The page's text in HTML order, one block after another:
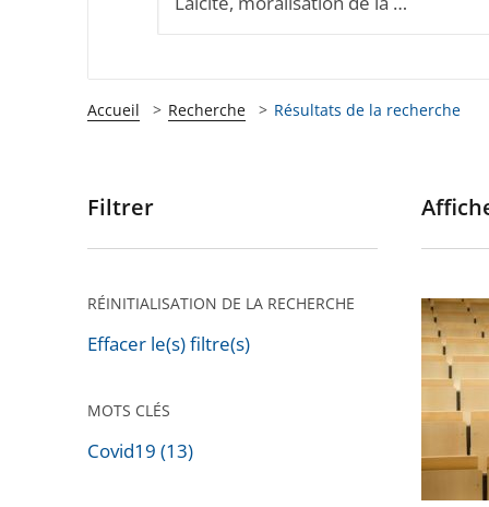
Accueil Recherche Résultats de la recherche
Passer
pour
après
Filtrer
RÉINITIALISATION DE LA RECHERCHE
Effacer le(s) filtre(s)
MOTS CLÉS
Covid19 (13)
violente
de
faculté
de